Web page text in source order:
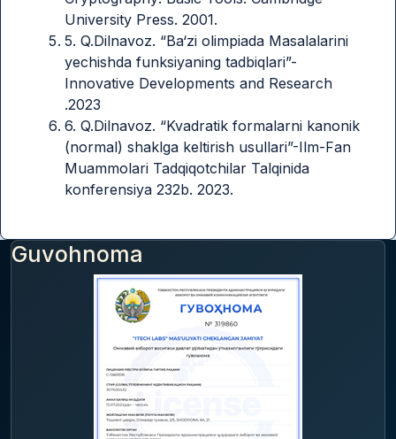
University Press. 2001.
5. Q.Dilnavoz. “Ba‘zi olimpiada Masalalarini
yechishda funksiyaning tadbiqlari”-
Innovative Developments and Research
.2023
6. Q.Dilnavoz. “Kvadratik formalarni kanonik
(normal) shaklga keltirish usullari”-Ilm-Fan
Muammolari Tadqiqotchilar Talqinida
konferensiya 232b. 2023.
Guvohnoma